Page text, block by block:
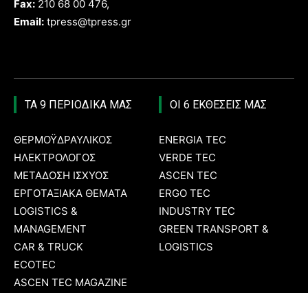
Fax: 210 68 00 476,
Email: tpress@tpress.gr
ΤΑ 9 ΠΕΡΙΟΔΙΚΑ ΜΑΣ
ΘΕΡΜΟΫΔΡΑΥΛΙΚΟΣ
ΗΛΕΚΤΡΟΛΟΓΟΣ
ΜΕΤΑΔΟΣΗ ΙΣΧΥΟΣ
ΕΡΓΟΤΑΞΙΑΚΑ ΘΕΜΑΤΑ
LOGISTICS &
MANAGEMENT
CAR & TRUCK
ECOTEC
ASCEN TEC MAGAZINE
ΟΙ 6 ΕΚΘΕΣΕΙΣ ΜΑΣ
ENERGIA TEC
VERDE TEC
ASCEN TEC
ERGO TEC
INDUSTRY TEC
GREEN TRANSPORT &
LOGISTICS